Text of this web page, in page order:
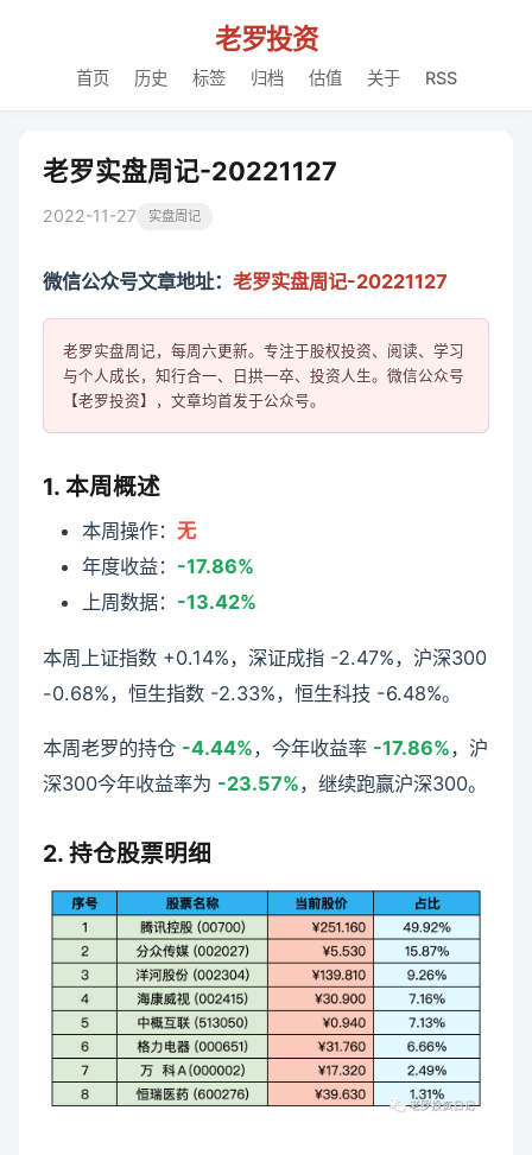
老罗投资
首页 历史 标签 归档 估值 关于 RSS
老罗实盘周记-20221127
2022-11-27 实盘周记
微信公众号文章地址： 老罗实盘周记-20221127
老罗实盘周记，每周六更新。专注于股权投资、阅读、学习
与个人成长，知行合一、日拱一卒、投资人生。微信公众号
1. 本周概述
本周操作： 无
年度收益： -17.86%
上周数据： -13.42%
本周上证指数 +0.14%，深证成指 -2.47%，沪深300
-0.68%，恒生指数 -2.33%，恒生科技 -6.48%。
本周老罗的持仓 -4.44% ，今年收益率 -17.86% ，沪
深300今年收益率为 -23.57% ，继续跑赢沪深300。
2. 持仓股票明细